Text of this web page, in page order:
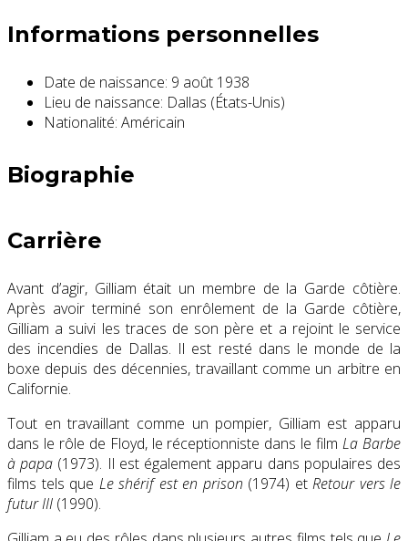
Informations personnelles
Date de naissance: 9 août 1938
Lieu de naissance: Dallas (États-Unis)
Nationalité: Américain
Biographie
Carrière
Avant d’agir, Gilliam était un membre de la Garde côtière.
Après avoir terminé son enrôlement de la Garde côtière,
Gilliam a suivi les traces de son père et a rejoint le service
des incendies de Dallas. Il est resté dans le monde de la
boxe depuis des décennies, travaillant comme un arbitre en
Californie.
Tout en travaillant comme un pompier, Gilliam est apparu
dans le rôle de Floyd, le réceptionniste dans le filmLa Barbe
à papa (1973). Il est également apparu dans populaires des
films tels que Le shérif est en prison (1974) et Retour vers le
futur III (1990).